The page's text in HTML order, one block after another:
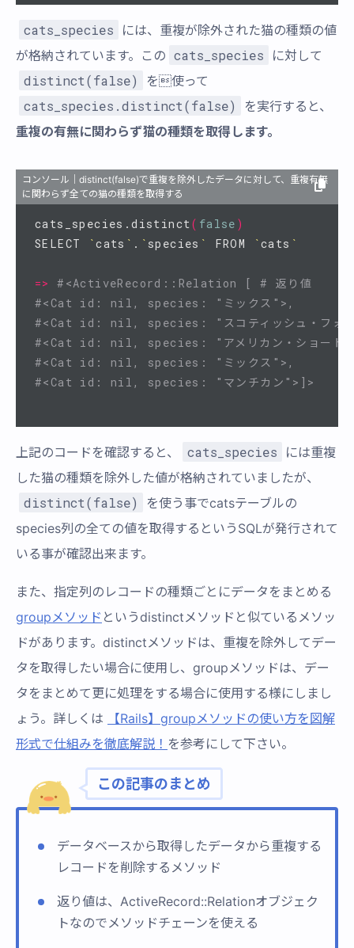
cats_species
には、重複が除外された猫の種類の値
が格納されています。この cats_species に対して
distinct(false) を使って
cats_species.distinct(false)
を実行すると、
重複の有無に関わらず猫の種類を取得します。
コンソール｜distinct(false)で重複を除外したデータに対して、重複有無
に関わらず全ての猫の種類を取得する
cats_species.distinct( false )
SELECT
`cats ` . ` species ` FROM `cats `
=>
#<ActiveRecord::Relation [ # 返り値
#<Cat id: nil, species: "ミックス">,       #
#<Cat id: nil, species: "スコティッシュ・フォ
#<Cat id: nil, species: "アメリカン・ショート
#<Cat id: nil, species: "ミックス">,       #
#<Cat id: nil, species: "マンチカン">]>
上記のコードを確認すると、 cats_species
には重複
した猫の種類を除外した値が格納されていましたが、
distinct(false)
を使う事でcatsテーブルの
species列の全ての値を取得するというSQLが発行されて
いる事が確認出来ます。
また、指定列のレコードの種類ごとにデータをまとめる
groupメソッド というdistinctメソッドと似ているメソッ
ドがあります。distinctメソッドは、重複を除外してデー
タを取得したい場合に使用し、groupメソッドは、デー
タをまとめて更に処理をする場合に使用する様にしまし
ょう。詳しくは
【Rails】groupメソッドの使い方を図解
形式で仕組みを徹底解説！ を参考にして下さい。
この記事のまとめ
データベースから取得したデータから重複する
レコードを削除するメソッド
返り値は、ActiveRecord::Relationオブジェク
トなのでメソッドチェーンを使える